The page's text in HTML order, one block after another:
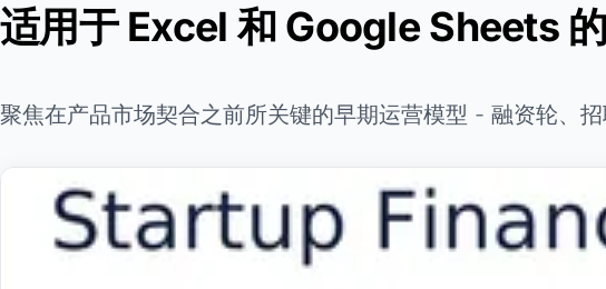
适用于 Excel 和 Google Sheets
聚焦在产品市场契合之前所关键的早期运营模型 - 融资轮